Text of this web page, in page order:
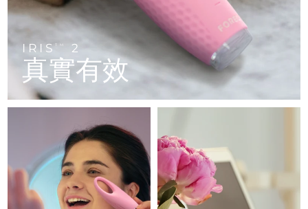
IRIS TM 2
真實有效
LUNA™ 4 go
For travel or gym bag
LUNA™護膚
LUNA™ 設備
All facial cleansing devices
BEAR™ 設備
All premium facelift devices
UFO™ 3 go
Portable red light therapy
Rejuvenation & hydration
UFO™ 設備
All deep facial hydration devices
issa™ 4 baby
For ages 0-3
issa™ Teeth Whitening Set
Dual LED + sonic device & 18% PAP gel
ISSA™ 設備
All silicone sonic toothbrushes
FAQ™ 102
Advanced clinical anti-aging
FAQ™ P1 Primer
Manuka honey primer
FAQ™ 202
LED mask
FAQ™ 221
Anti-aging LED hand mask
生髮
FAQ™ 301
LED hair strengthening scalp massager
FAQ™ Scalp Serum
Scalp recovery probiotic serum
FAQ™護膚品
All FAQ™ skincare
肌膚年輕化
FAQ™ 501
Full-Spectrum Red Light Therapy
FAQ™ 502
Full-Spectrum Red Light Therapy
FAQ™ Red Light Serum
保健品
NEW
專業治療
克羅埃西亞 預計送達日期 8/10/26
賽普勒斯 預計送達日期
捷克 預計送達日期
愛沙尼亞 預計送達日期
芬蘭 預計送達日期